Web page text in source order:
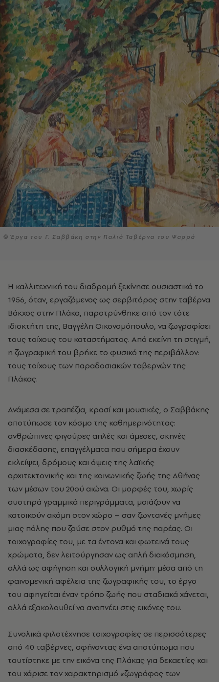
© Έργα του Γ. Σαββάκη στην Παλιά Ταβέρνα του Ψαρρά
Η καλλιτεχνική του διαδρομή ξεκίνησε ουσιαστικά το
1956, όταν, εργαζόμενος ως σερβιτόρος στην ταβέρνα
Βάκχος στην Πλάκα, παροτρύνθηκε από τον τότε
ιδιοκτήτη της, Βαγγέλη Οικονομόπουλο, να ζωγραφίσει
τους τοίχους του καταστήματος. Από εκείνη τη στιγμή,
η ζωγραφική του βρήκε το φυσικό της περιβάλλον:
τους τοίχους των παραδοσιακών ταβερνών της
Πλάκας.
Ανάμεσα σε τραπέζια, κρασί και μουσικές, ο Σαββάκης
αποτύπωσε τον κόσμο της καθημερινότητας:
ανθρώπινες φιγούρες απλές και άμεσες, σκηνές
διασκέδασης, επαγγέλματα που σήμερα έχουν
εκλείψει, δρόμους και όψεις της λαϊκής
αρχιτεκτονικής και της κοινωνικής ζωής της Αθήνας
των μέσων του 20ού αιώνα. Οι μορφές του, χωρίς
αυστηρά γραμμικά περιγράμματα, μοιάζουν να
κατοικούν ακόμη στον χώρο – σαν ζωντανές μνήμες
μιας πόλης που ζούσε στον ρυθμό της παρέας. Οι
τοιχογραφίες του, με τα έντονα και φωτεινά τους
χρώματα, δεν λειτούργησαν ως απλή διακόσμηση,
αλλά ως αφήγηση και συλλογική μνήμη· μέσα από τη
φαινομενική αφέλεια της ζωγραφικής του, το έργο
του αφηγείται έναν τρόπο ζωής που σταδιακά χάνεται,
αλλά εξακολουθεί να αναπνέει στις εικόνες του.
Συνολικά φιλοτέχνησε τοιχογραφίες σε περισσότερες
από 40 ταβέρνες, αφήνοντας ένα αποτύπωμα που
ταυτίστηκε με την εικόνα της Πλάκας για δεκαετίες και
του χάρισε τον χαρακτηρισμό «ζωγράφος των